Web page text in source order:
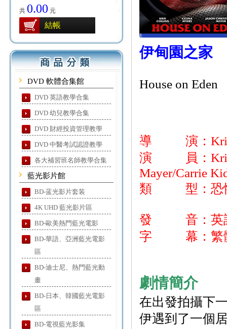
共 0.00 元
結帳
DVD 軟體合集館
DVD 英語教學合集
DVD 幼兒教學合集
DVD 財經投資管理教學
DVD 中醫考試認證教學
各大補習班名師教學合集
藍光影片館
BD-蓝光影片套装
4K UHD 藍光影片區
BD-歐美熱門藍光電影
BD-華語、亞洲藍光電影
區
BD-迪士尼、熱門藍光動
畫
BD-日本、韓國藍光電影
區
BD-電視藍光影集
伊甸園之家
House on Eden
導 演：Kris
演 員：Kris
Mayer/Carrie
類 型：恐
發 音：英
字 幕：繁體
劇情簡介
在出發拍攝下
伊遇到了一個